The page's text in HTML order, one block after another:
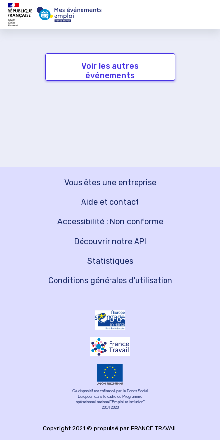
Voir les autres
événements
Vous êtes une entreprise
Découvrir notre API
Aide et contact
Statistiques
Accessibilité : Non conforme
Conditions générales d'utilisation
Ce dispositif est cofinancé par le Fonds Social
Européen dans le cadre du Programme
opérationnel national "Emploi et inclusion"
2014-2020
Copyright 2021 © propulsé par FRANCE TRAVAIL